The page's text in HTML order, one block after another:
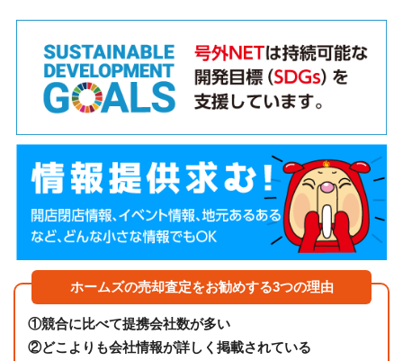
ホームズの売却査定をお勧めする3つの理由
①競合に比べて提携会社数が多い
②どこよりも会社情報が詳しく掲載されている